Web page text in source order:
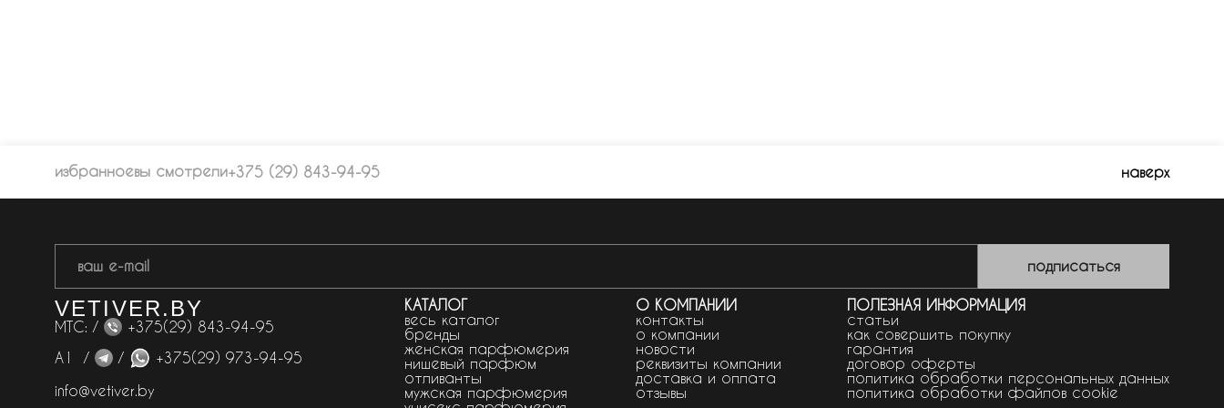
избранноевы смотрели+375 (29) 843-94-95 наверх
подписаться
VETIVER.BY
МТС: /
+375(29) 843-94-95
А1 /
/
+375(29) 973-94-95
info@vetiver.by
КАТАЛОГ
весь каталог
бренды
женская парфюмерия
нишевый парфюм
отливанты
мужская парфюмерия
О КОМПАНИИ
контакты
о компании
новости
реквизиты компании
доставка и оплата
отзывы
ПОЛЕЗНАЯ ИНФОРМАЦИЯ
статьи
как совершить покупку
гарантия
договор оферты
политика обработки персональных данных
политика обработки файлов cookie